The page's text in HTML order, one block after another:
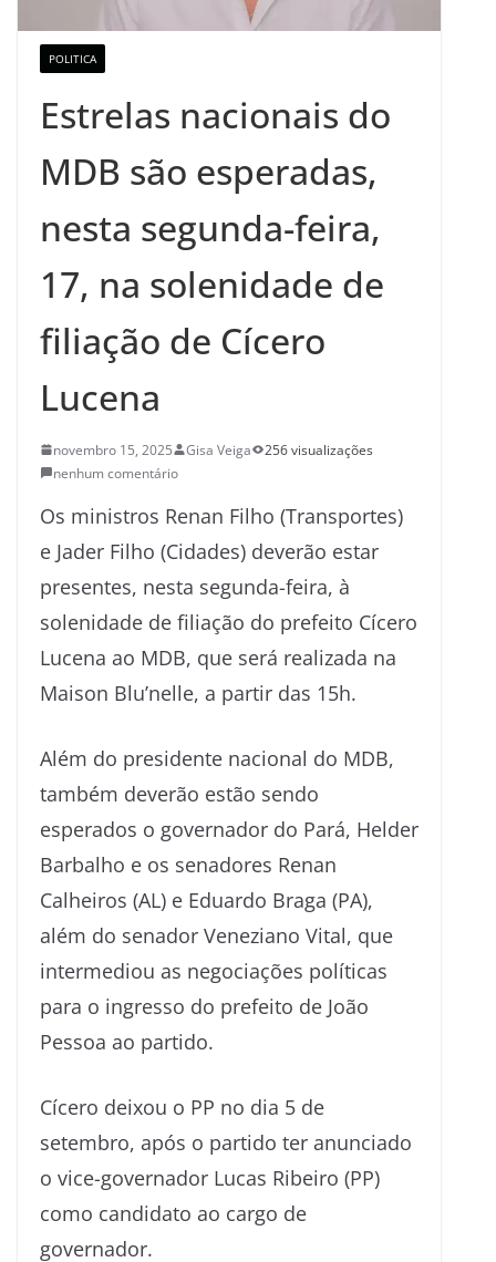
POLITICA
Estrelas nacionais do
MDB são esperadas,
nesta segunda-feira,
17, na solenidade de
filiação de Cícero
Lucena
novembro 15, 2025 Gisa Veiga
256 visualizações
nenhum comentário
Os ministros Renan Filho (Transportes)
e Jader Filho (Cidades) deverão estar
presentes, nesta segunda-feira, à
solenidade de filiação do prefeito Cícero
Lucena ao MDB, que será realizada na
Maison Blu’nelle, a partir das 15h.
Além do presidente nacional do MDB,
também deverão estão sendo
esperados o governador do Pará, Helder
Barbalho e os senadores Renan
Calheiros (AL) e Eduardo Braga (PA),
além do senador Veneziano Vital, que
intermediou as negociações políticas
para o ingresso do prefeito de João
Pessoa ao partido.
Cícero deixou o PP no dia 5 de
setembro, após o partido ter anunciado
o vice-governador Lucas Ribeiro (PP)
como candidato ao cargo de
governador.